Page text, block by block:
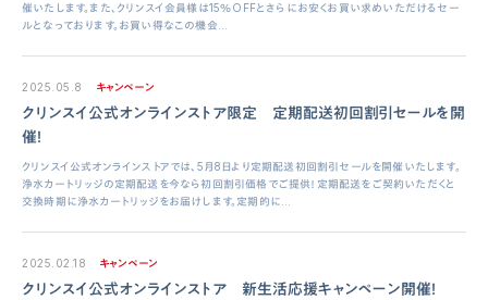
催いたします。また、クリンスイ会員様は15％OFFとさらにお安くお買い求めいただけるセー
ルとなっております。お買い得なこの機会...
2025.05.8 キャンペーン
クリンスイ公式オンラインストア限定 定期配送初回割引セールを開
催！
クリンスイ公式オンラインストアでは、5月8日より定期配送初回割引セールを開催いたします。
浄水カートリッジの定期配送を今なら初回割引価格でご提供！定期配送をご契約いただくと
交換時期に浄水カートリッジをお届けします。定期的に...
2025.02.18 キャンペーン
クリンスイ公式オンラインストア 新生活応援キャンペーン開催！